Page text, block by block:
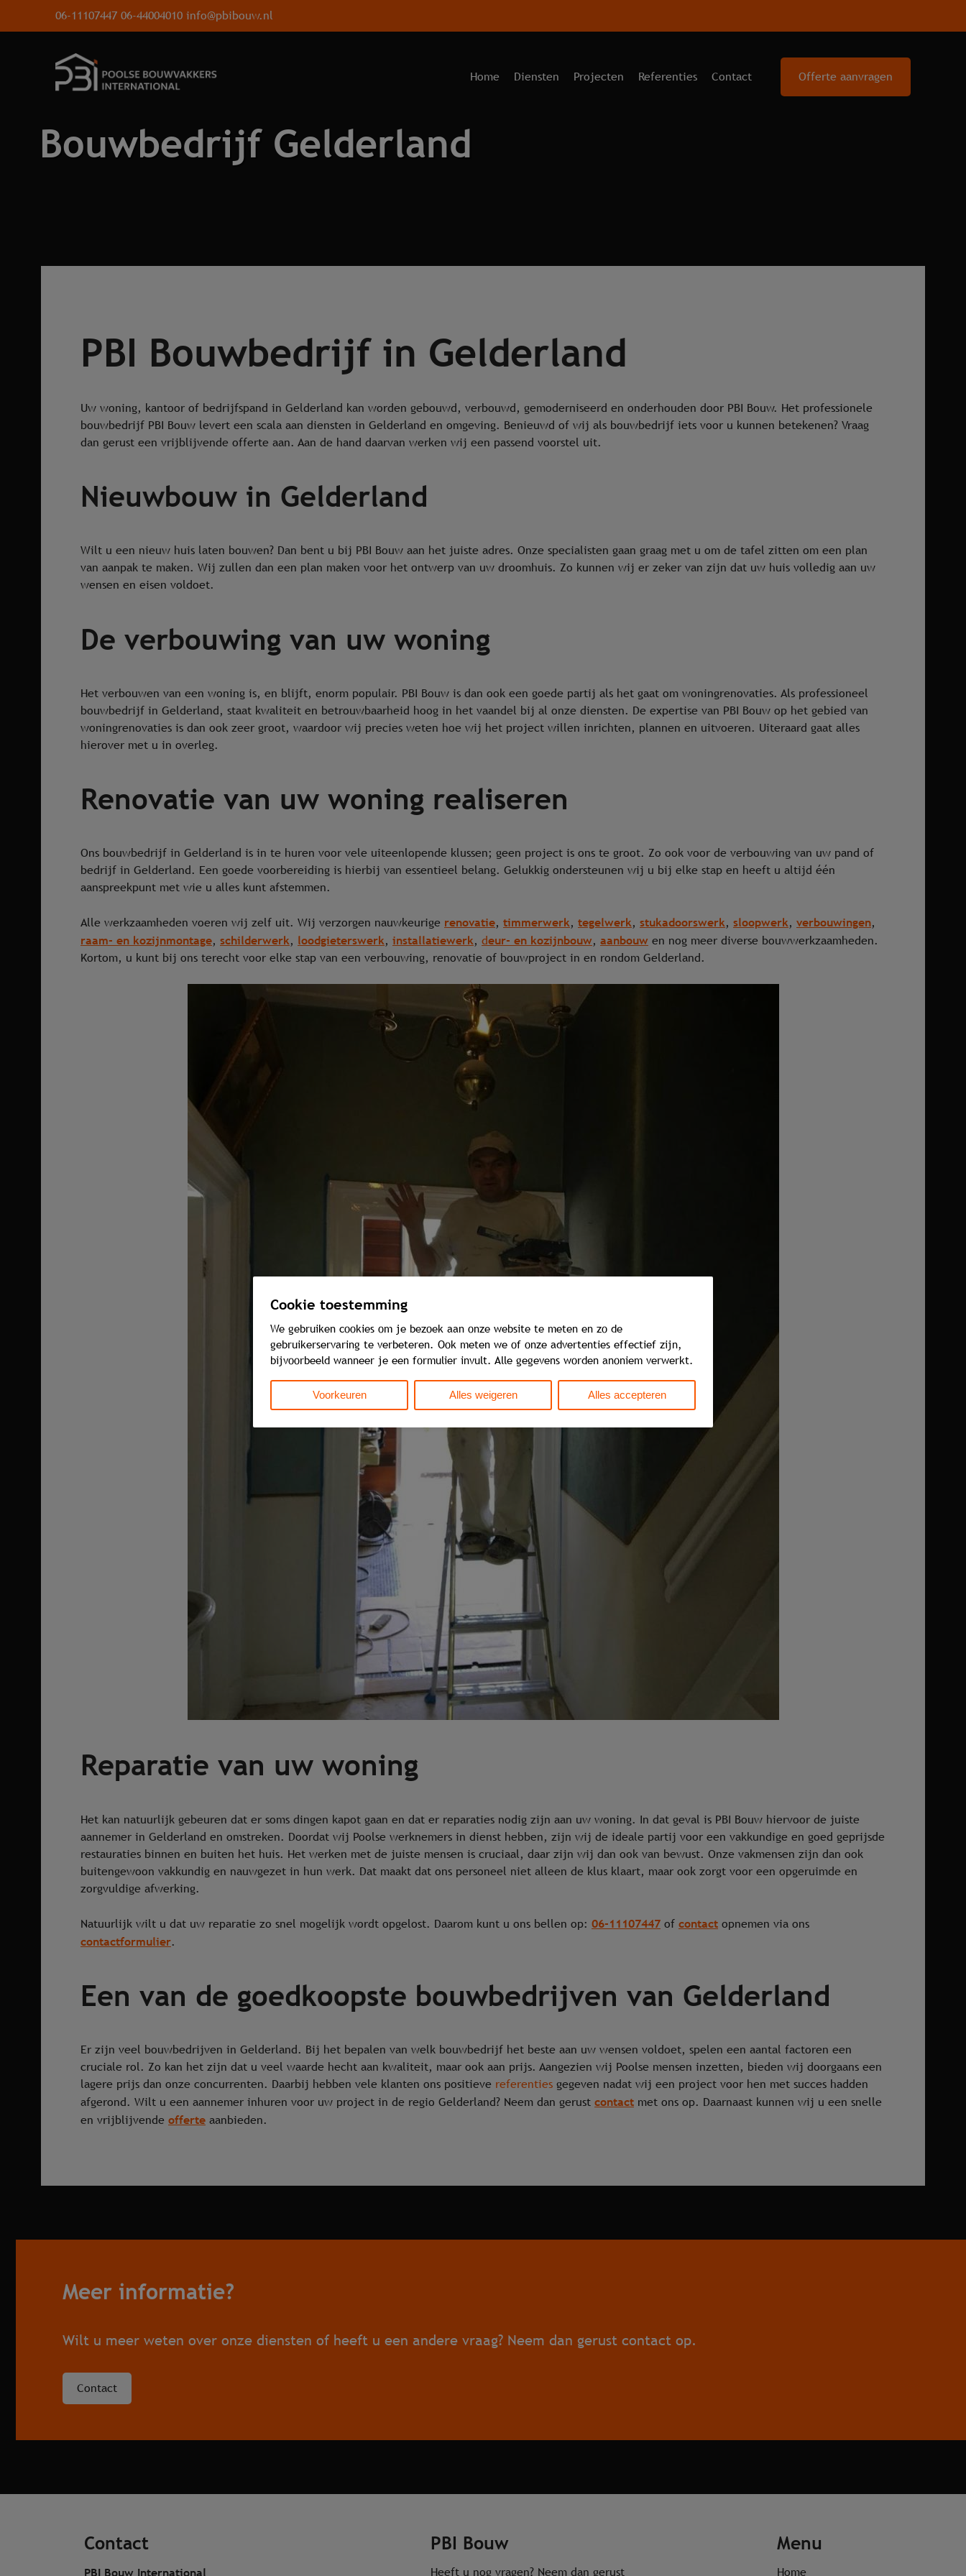
06-11107447 06-44004010 info@pbibouw.nl
Home Diensten Projecten Referenties Contact Offerte aanvragen
Bouwbedrijf Gelderland
PBI Bouwbedrijf in Gelderland
Uw woning, kantoor of bedrijfspand in Gelderland kan worden gebouwd, verbouwd, gemoderniseerd en onderhouden door PBI Bouw. Het professionele
bouwbedrijf PBI Bouw levert een scala aan diensten in Gelderland en omgeving. Benieuwd of wij als bouwbedrijf iets voor u kunnen betekenen? Vraag
dan gerust een vrijblijvende offerte aan. Aan de hand daarvan werken wij een passend voorstel uit.
Nieuwbouw in Gelderland
Wilt u een nieuw huis laten bouwen? Dan bent u bij PBI Bouw aan het juiste adres. Onze specialisten gaan graag met u om de tafel zitten om een plan
van aanpak te maken. Wij zullen dan een plan maken voor het ontwerp van uw droomhuis. Zo kunnen wij er zeker van zijn dat uw huis volledig aan uw
wensen en eisen voldoet.
De verbouwing van uw woning
Het verbouwen van een woning is, en blijft, enorm populair. PBI Bouw is dan ook een goede partij als het gaat om woningrenovaties. Als professioneel
bouwbedrijf in Gelderland, staat kwaliteit en betrouwbaarheid hoog in het vaandel bij al onze diensten. De expertise van PBI Bouw op het gebied van
woningrenovaties is dan ook zeer groot, waardoor wij precies weten hoe wij het project willen inrichten, plannen en uitvoeren. Uiteraard gaat alles
hierover met u in overleg.
Renovatie van uw woning realiseren
Ons bouwbedrijf in Gelderland is in te huren voor vele uiteenlopende klussen; geen project is ons te groot. Zo ook voor de verbouwing van uw pand of
bedrijf in Gelderland. Een goede voorbereiding is hierbij van essentieel belang. Gelukkig ondersteunen wij u bij elke stap en heeft u altijd één
aanspreekpunt met wie u alles kunt afstemmen.
Alle werkzaamheden voeren wij zelf uit. Wij verzorgen nauwkeurige renovatie, timmerwerk, tegelwerk, stukadoorswerk, sloopwerk, verbouwingen,
raam- en kozijnmontage, schilderwerk, loodgieterswerk, installatiewerk, deur- en kozijnbouw, aanbouw en nog meer diverse bouwwerkzaamheden.
Kortom, u kunt bij ons terecht voor elke stap van een verbouwing, renovatie of bouwproject in en rondom Gelderland.
Reparatie van uw woning
Het kan natuurlijk gebeuren dat er soms dingen kapot gaan en dat er reparaties nodig zijn aan uw woning. In dat geval is PBI Bouw hiervoor de juiste
aannemer in Gelderland en omstreken. Doordat wij Poolse werknemers in dienst hebben, zijn wij de ideale partij voor een vakkundige en goed geprijsde
restauraties binnen en buiten het huis. Het werken met de juiste mensen is cruciaal, daar zijn wij dan ook van bewust. Onze vakmensen zijn dan ook
buitengewoon vakkundig en nauwgezet in hun werk. Dat maakt dat ons personeel niet alleen de klus klaart, maar ook zorgt voor een opgeruimde en
zorgvuldige afwerking.
Natuurlijk wilt u dat uw reparatie zo snel mogelijk wordt opgelost. Daarom kunt u ons bellen op: 06-11107447 of contact opnemen via ons
contactformulier.
Een van de goedkoopste bouwbedrijven van Gelderland
Er zijn veel bouwbedrijven in Gelderland. Bij het bepalen van welk bouwbedrijf het beste aan uw wensen voldoet, spelen een aantal factoren een
cruciale rol. Zo kan het zijn dat u veel waarde hecht aan kwaliteit, maar ook aan prijs. Aangezien wij Poolse mensen inzetten, bieden wij doorgaans een
lagere prijs dan onze concurrenten. Daarbij hebben vele klanten ons positieve referenties gegeven nadat wij een project voor hen met succes hadden
afgerond. Wilt u een aannemer inhuren voor uw project in de regio Gelderland? Neem dan gerust contact met ons op. Daarnaast kunnen wij u een snelle
en vrijblijvende offerte aanbieden.
Meer informatie?
Wilt u meer weten over onze diensten of heeft u een andere vraag? Neem dan gerust contact op.
Contact
Contact
PBI Bouw International
PBI Bouw
Heeft u nog vragen? Neem dan gerust
Menu
Home
Cookie toestemming
We gebruiken cookies om je bezoek aan onze website te meten en zo de
gebruikerservaring te verbeteren. Ook meten we of onze advertenties effectief zijn,
bijvoorbeeld wanneer je een formulier invult. Alle gegevens worden anoniem verwerkt.
Voorkeuren Alles weigeren Alles accepteren